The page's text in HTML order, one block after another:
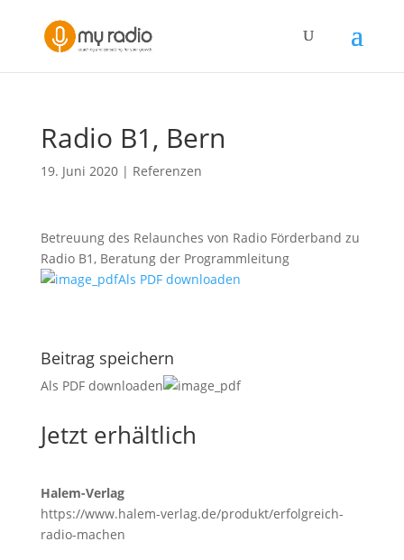
Radio B1, Bern
19. Juni 2020| Referenzen
Betreuung des Relaunches von Radio Förderband zu
Radio B1, Beratung der Programmleitung
Als PDF downloaden
Beitrag speichern
Als PDF downloaden
Jetzt erhältlich
Halem-Verlag
https://www.halem-verlag.de/produkt/erfolgreich-
radio-machen